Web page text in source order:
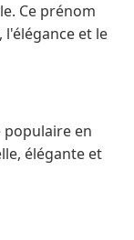
Ce prénom
et le
en
élégante et